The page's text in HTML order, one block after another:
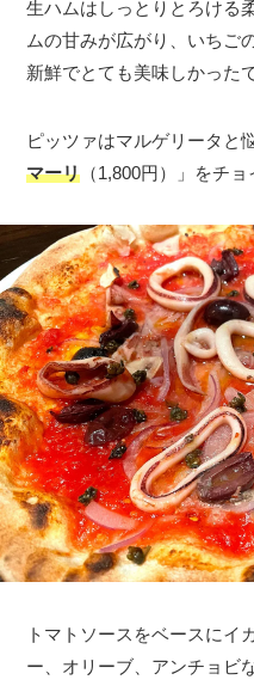
生ハムはしっとりとろける
ムの甘みが広がり、いちご
新鮮でとても美味しかった
ピッツァはマルゲリータと
マーリ （1,800円）」をチョ
トマトソースをベースにイ
ー、オリーブ、アンチョビ